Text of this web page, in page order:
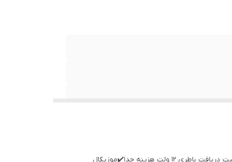
❌فروش ویژه فقط تا آخر سال ❌ ✅موتورشارژی موزیکال ✅ ((AUX,SD,FLASH))با قابلیت دریافت ✔️موتور شارژی دو موتوره ✔️ با قابلیت دریافت باطری 12 ولت هزینه جدا✔️موزیکال